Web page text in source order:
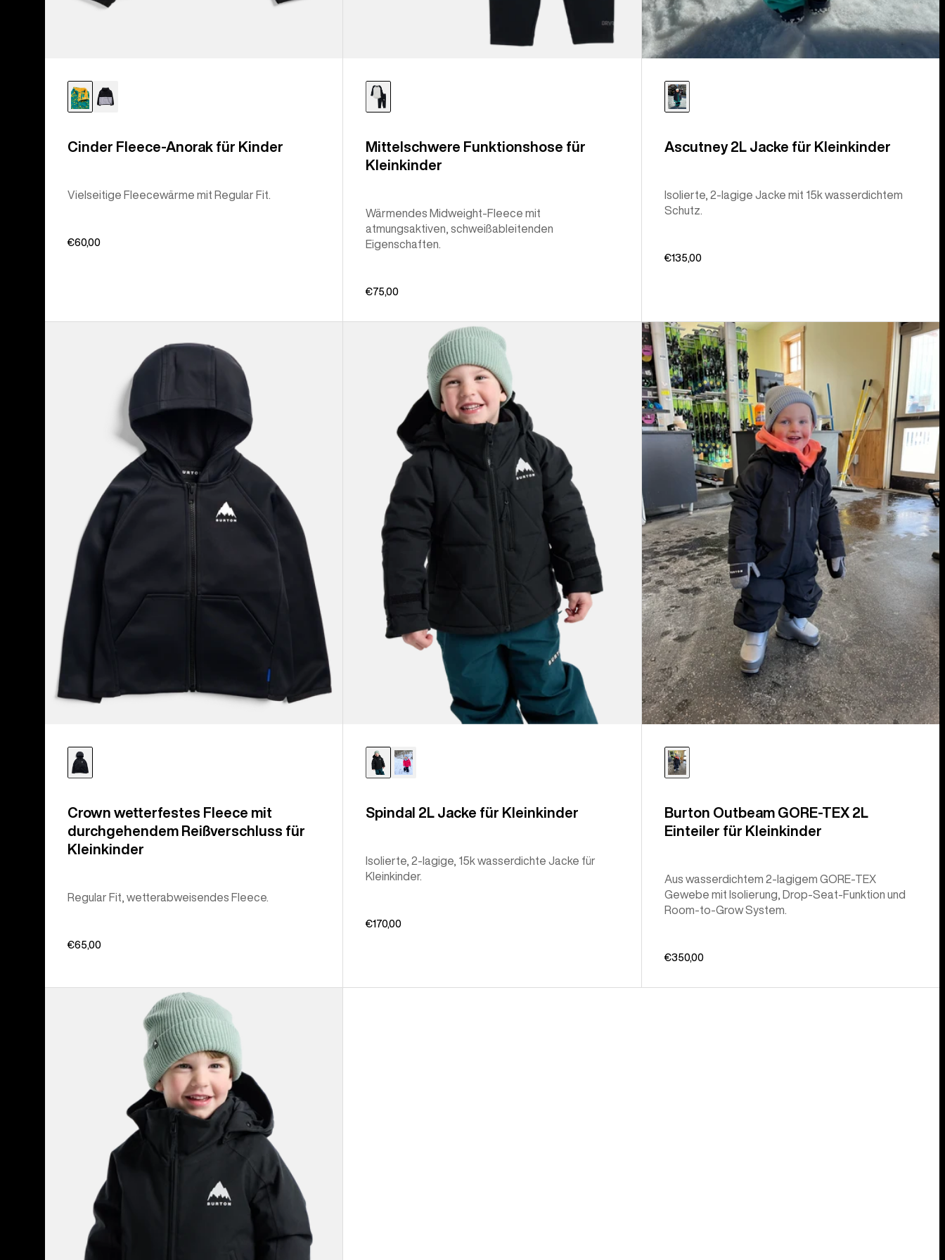
Cinder Fleece-Anorak für Kinder
Vielseitige Fleecewärme mit Regular Fit.
€60,00
Mittelschwere Funktionshose für
Kleinkinder
Wärmendes Midweight-Fleece mit
atmungsaktiven, schweißableitenden
Eigenschaften.
€75,00
Ascutney 2L Jacke für Kleinkinder
Isolierte, 2-lagige Jacke mit 15k wasserdichtem
Schutz.
€135,00
Crown wetterfestes Fleece mit
durchgehendem Reißverschluss für
Kleinkinder
Regular Fit, wetterabweisendes Fleece.
€65,00
Spindal 2L Jacke für Kleinkinder
Isolierte, 2-lagige, 15k wasserdichte Jacke für
Kleinkinder.
€170,00
Burton
Outbeam
GORE-
TEX
2L
Overall
für
Kleinkinder
Burton Outbeam GORE-TEX 2L
Einteiler für Kleinkinder
Aus wasserdichtem 2‑lagigem GORE-TEX
Gewebe mit Isolierung, Drop-Seat-Funktion und
Room-to-Grow System.
€350,00